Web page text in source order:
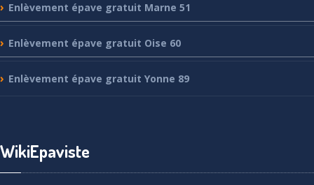
Enlèvement épave gratuit Marne 51
Enlèvement épave gratuit Oise 60
Enlèvement épave gratuit Yonne 89
WikiEpaviste